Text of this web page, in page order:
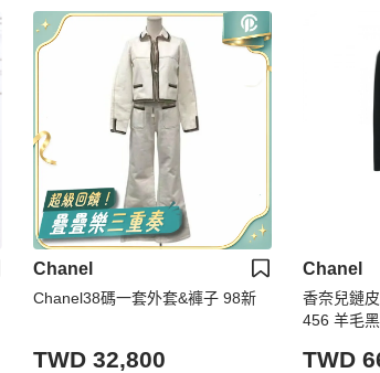
Chanel
Chanel38碼一套外套&褲子 98新
TWD 32,800
Chanel
香奈兒鏈
456 羊毛
TWD